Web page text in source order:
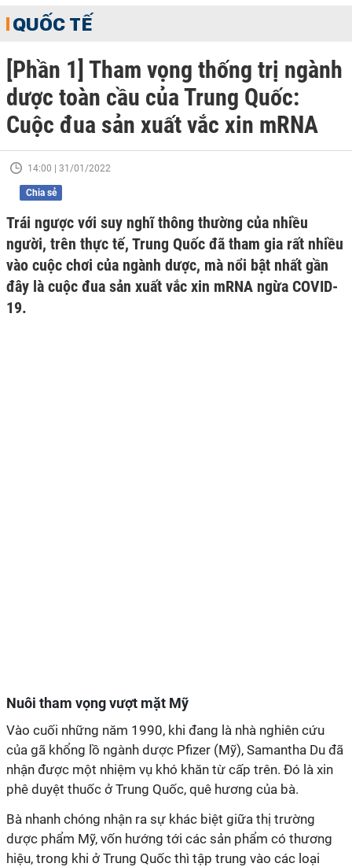
QUỐC TẾ
[Phần 1] Tham vọng thống trị ngành
dược toàn cầu của Trung Quốc:
Cuộc đua sản xuất vắc xin mRNA
14:00 | 31/01/2022
Chia sẻ
Trái ngược với suy nghĩ thông thường của nhiều
người, trên thực tế, Trung Quốc đã tham gia rất nhiều
vào cuộc chơi của ngành dược, mà nổi bật nhất gần
đây là cuộc đua sản xuất vắc xin mRNA ngừa COVID-
19.
Nuôi tham vọng vượt mặt Mỹ
Vào cuối những năm 1990, khi đang là nhà nghiên cứu
của gã khổng lồ ngành dược Pfizer (Mỹ), Samantha Du đã
nhận được một nhiệm vụ khó khăn từ cấp trên. Đó là xin
phê duyệt thuốc ở Trung Quốc, quê hương của bà.
Bà nhanh chóng nhận ra sự khác biệt giữa thị trường
dược phẩm Mỹ, vốn hướng tới các sản phẩm có thương
hiệu, trong khi ở Trung Quốc thì tập trung vào các loại